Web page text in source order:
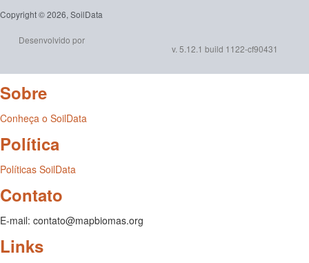
Copyright © 2026, SoilData
Desenvolvido por
v. 5.12.1 build 1122-cf90431
Sobre
Conheça o SoilData
Política
Políticas SoilData
Contato
E-mail: contato@mapbiomas.org
Links